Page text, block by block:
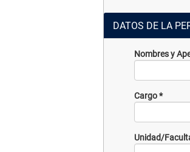
DATOS DE LA
Nombres y
Cargo*
Unidad/